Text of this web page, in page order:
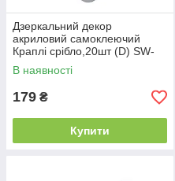
Дзеркальний декор
акриловий самоклеючий
Краплі срібло,20шт (D) SW-
00002492
В наявності
179 ₴
Купити